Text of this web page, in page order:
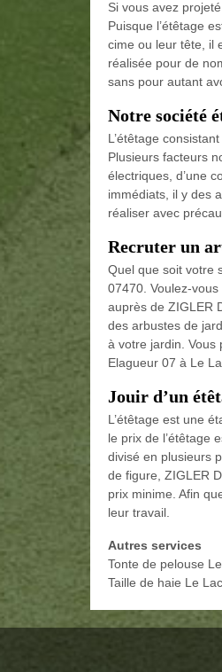
Si vous avez
Puisque l’étêtage
cime ou leur tête, il
réalisée pour de
sans pour autant
Notre société
L’étêtage
Plusieurs facteurs
électriques, d’une
immédiats, il y des
réaliser avec
Recruter un
Quel que soit votre
07470. Voulez-
auprès de ZIGLER
des arbustes de
à votre jardin. Vous
Elagueur 07 à Le
Jouir d’un
L’étêtage est une
le prix de l’étêtage
divisé en plusieurs
de figure, ZIGLER
prix minime. Afin
leur travail.
Autres services
Tonte de pelouse
Taille de haie Le